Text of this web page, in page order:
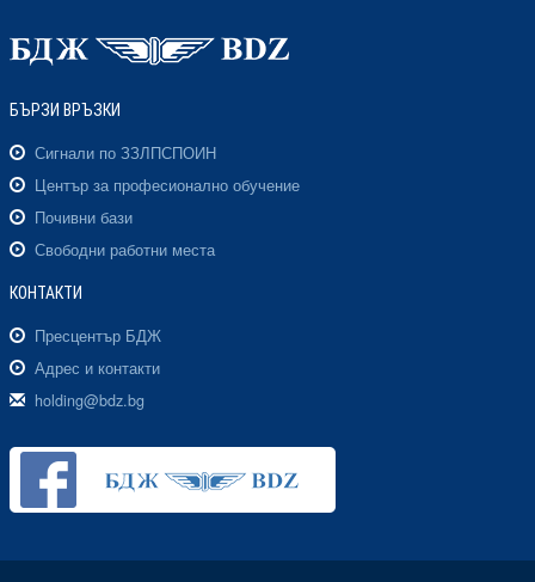
БЪРЗИ ВРЪЗКИ
Сигнали по ЗЗЛПСПОИН
Център за професионално обучение
Почивни бази
Свободни работни места
КОНТАКТИ
Пресцентър БДЖ
Адрес и контакти
holding@bdz.bg